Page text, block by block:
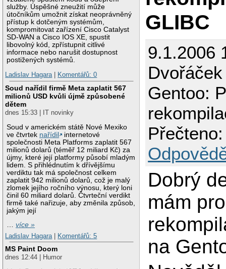
služby. Úspěšné zneužití může
útočníkům umožnit získat neoprávněný
přístup k dotčeným systémům,
kompromitovat zařízení Cisco Catalyst
SD-WAN a Cisco IOS XE, spustit
libovolný kód, zpřístupnit citlivé
informace nebo narušit dostupnost
postižených systémů.
Ladislav Hagara| Komentářů: 0
Soud nařídil firmě Meta zaplatit 567
milionů USD kvůli újmě způsobené
dětem
dnes 15:33 | IT novinky
Soud v americkém státě Nové Mexiko
ve čtvrtek nařídil
internetové
společnosti Meta Platforms zaplatit 567
milionů dolarů (téměř 12 miliard Kč) za
újmy, které její platformy působí mladým
lidem. S přihlédnutím k dřívějšímu
verdiktu tak má společnost celkem
zaplatit 942 milionů dolarů, což je malý
zlomek jejího ročního výnosu, který loni
činil 60 miliard dolarů. Čtvrteční verdikt
firmě také nařizuje, aby změnila způsob,
jakým její
…více »
Ladislav Hagara
Komentářů: 5
MS Paint Doom
dnes 12:44 | Humor
GLIBC
9.1.2006
Dvořáček
Gentoo:
Dobrý
mám
na